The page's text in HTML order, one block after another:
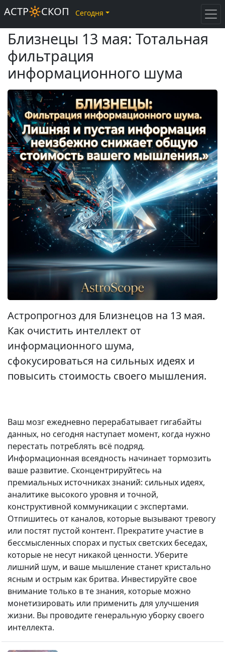
Близнецы 13 мая: Тотальная
фильтрация
информационного шума
Астропрогноз для Близнецов на 13 мая.
Как очистить интеллект от
информационного шума,
сфокусироваться на сильных идеях и
повысить стоимость своего мышления.
Ваш мозг ежедневно перерабатывает гигабайты
данных, но сегодня наступает момент, когда нужно
перестать потреблять всё подряд.
Информационная всеядность начинает тормозить
ваше развитие. Сконцентрируйтесь на
премиальных источниках знаний: сильных идеях,
аналитике высокого уровня и точной,
конструктивной коммуникации с экспертами.
Отпишитесь от каналов, которые вызывают тревогу
или постят пустой контент. Прекратите участие в
бессмысленных спорах и пустых светских беседах,
которые не несут никакой ценности. Уберите
лишний шум, и ваше мышление станет кристально
ясным и острым как бритва. Инвестируйте свое
внимание только в те знания, которые можно
монетизировать или применить для улучшения
жизни. Вы проводите генеральную уборку своего
интеллекта.
АСТР🔆СКОП Сегодня